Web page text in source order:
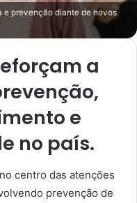
e prevenção diante de novos
a
e
no país.
centro das atenções
prevenção de